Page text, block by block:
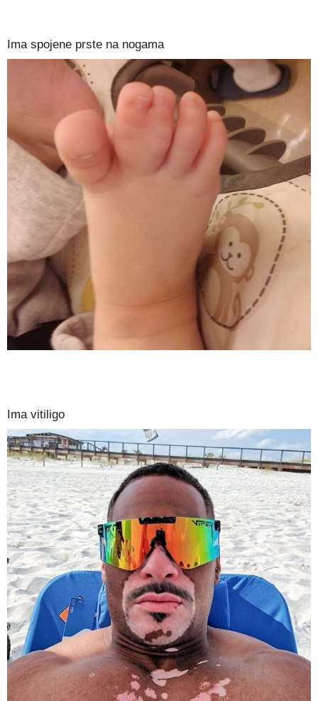
Ima spojene prste na nogama
Ima vitiligo